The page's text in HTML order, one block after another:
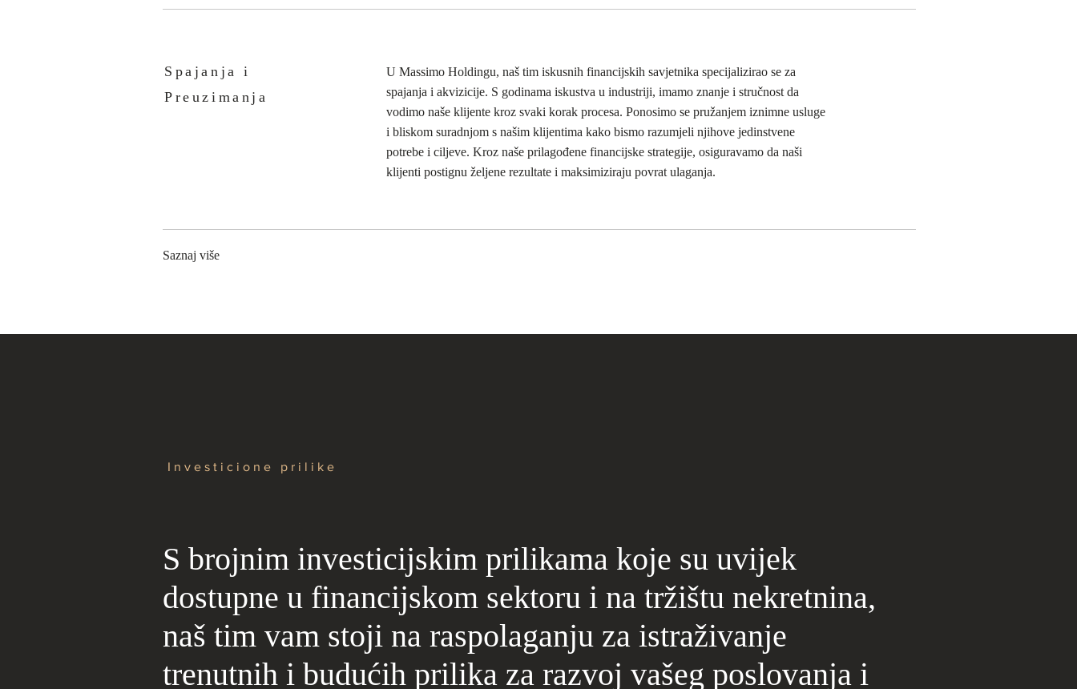
Spajanja i
Preuzimanja
U Massimo Holdingu, naš tim iskusnih financijskih savjetnika specijalizirao se za
spajanja i akvizicije. S godinama iskustva u industriji, imamo znanje i stručnost da
vodimo naše klijente kroz svaki korak procesa. Ponosimo se pružanjem iznimne usluge
i bliskom suradnjom s našim klijentima kako bismo razumjeli njihove jedinstvene
potrebe i ciljeve. Kroz naše prilagođene financijske strategije, osiguravamo da naši
klijenti postignu željene rezultate i maksimiziraju povrat ulaganja.
Saznaj više
Investicione prilike
S brojnim investicijskim prilikama koje su uvijek
dostupne u financijskom sektoru i na tržištu nekretnina,
naš tim vam stoji na raspolaganju za istraživanje
trenutnih i budućih prilika za razvoj vašeg poslovanja i